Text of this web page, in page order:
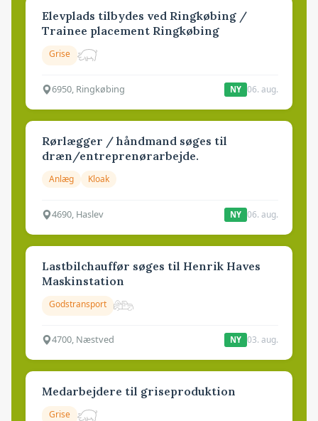
Elevplads tilbydes ved Ringkøbing /
Trainee placement Ringkøbing
Grise
6950, Ringkøbing NY 06. aug.
Rørlægger / håndmand søges til
dræn/entreprenørarbejde.
Anlæg Kloak
4690, Haslev NY 06. aug.
Lastbilchauffør søges til Henrik Haves
Maskinstation
Godstransport
4700, Næstved NY 03. aug.
Medarbejdere til griseproduktion
Grise